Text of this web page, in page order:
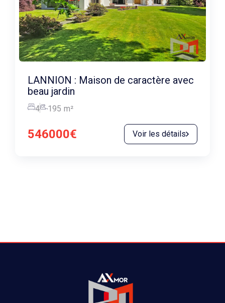
LANNION : Maison de caractère avec
beau jardin
4 195 m²
546000€ Voir les détails